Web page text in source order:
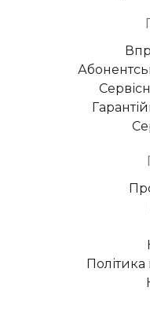
Політика